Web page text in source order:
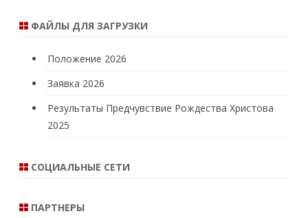
ФАЙЛЫ ДЛЯ ЗАГРУЗКИ
Положение 2026
Заявка 2026
Результаты Предчувствие Рождества Христова
2025
СОЦИАЛЬНЫЕ СЕТИ
ПАРТНЕРЫ